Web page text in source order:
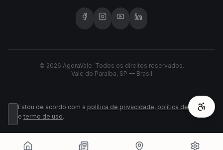
© 2026 AgoraVale. Todos os direitos reservados.
Vale do Paraíba, SP — Brasil
Estou de acordo com a política de privacidade, política de cookies
e termo de uso.